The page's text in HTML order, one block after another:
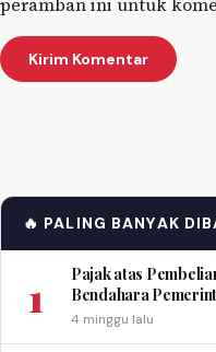
🔥 PALING BANYAK
1
Pajak atas
Bendahara
4 minggu lalu